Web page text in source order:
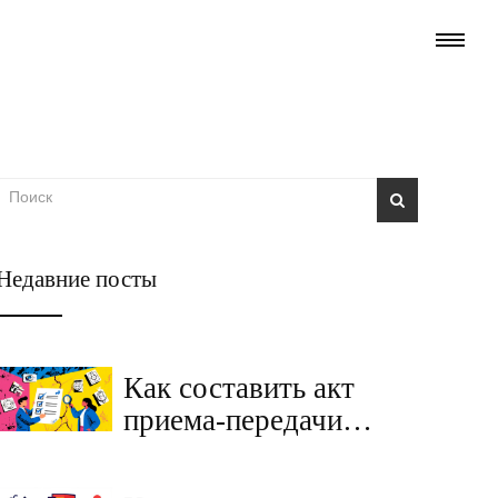
посты
Как составить акт
приема-передачи